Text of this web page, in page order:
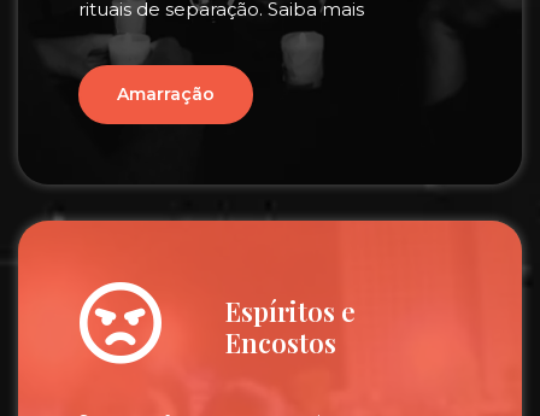
rituais de separação. Saiba mais
Amarração
Espíritos e
Encostos